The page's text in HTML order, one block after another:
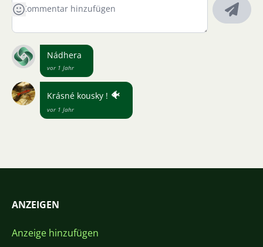
Nádhera
vor 1 Jahr
Krásné kousky ! 🐠
vor 1 Jahr
ANZEIGEN
Anzeige hinzufügen